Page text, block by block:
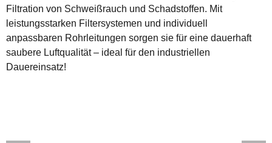
Filtration von Schweißrauch und Schadstoffen. Mit
leistungsstarken Filtersystemen und individuell
anpassbaren Rohrleitungen sorgen sie für eine dauerhaft
saubere Luftqualität – ideal für den industriellen
Dauereinsatz!